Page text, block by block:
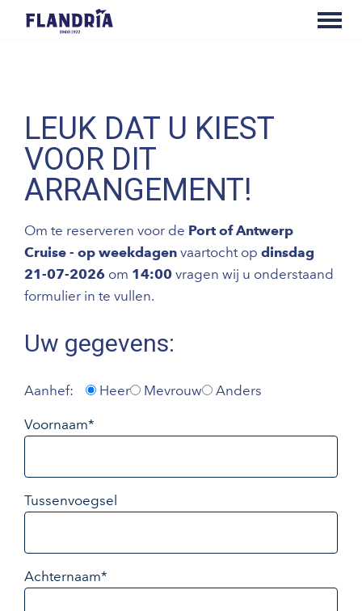
LEUK DAT U KIEST
VOOR DIT
ARRANGEMENT!
Om te reserveren voor de Port of Antwerp
Cruise - op weekdagen vaartocht op dinsdag
21-07-2026 om 14:00 vragen wij u onderstaand
formulier in te vullen.
Uw gegevens:
Aanhef: Heer Mevrouw Anders
Voornaam*
Tussenvoegsel
Achternaam*